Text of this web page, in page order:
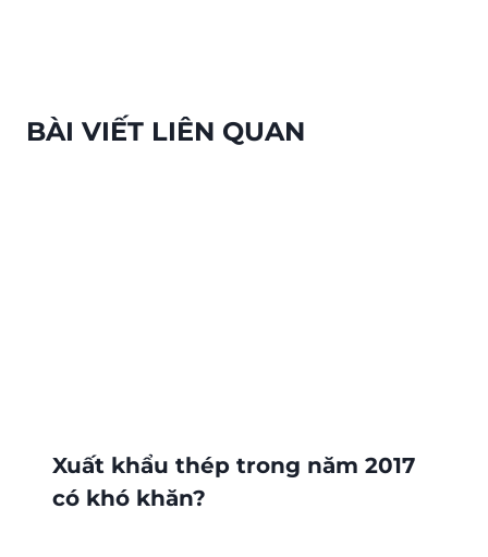
BÀI VIẾT LIÊN QUAN
Xuất khẩu thép trong năm 2017
có khó khăn?